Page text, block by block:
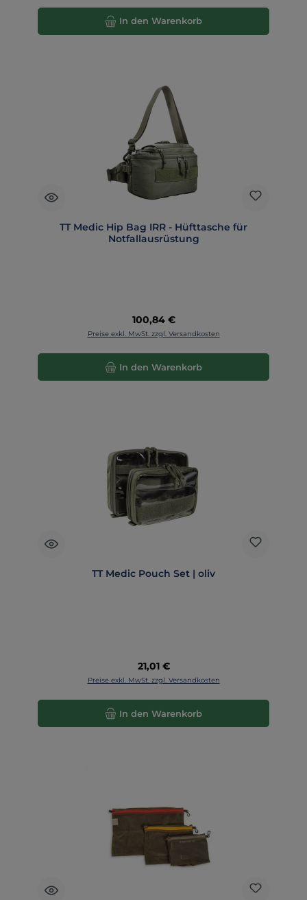
In den Warenkorb
TT Medic Hip Bag IRR - Hüfttasche für
Notfallausrüstung
Regulärer Preis:
100,84 €
Preise exkl. MwSt. zzgl. Versandkosten
In den Warenkorb
TT Medic Pouch Set | oliv
Regulärer Preis:
21,01 €
Preise exkl. MwSt. zzgl. Versandkosten
In den Warenkorb